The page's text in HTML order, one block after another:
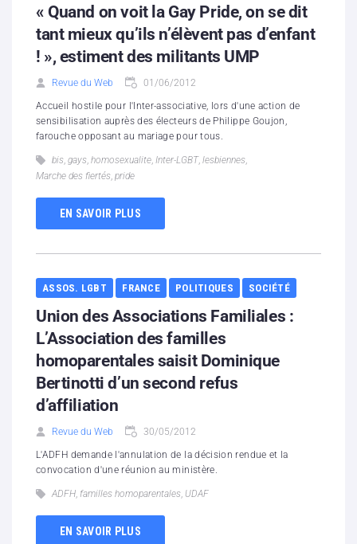
« Quand on voit la Gay Pride, on se dit
tant mieux qu’ils n’élèvent pas d’enfant
! », estiment des militants UMP
Revue du Web 01/06/2012
Accueil hostile pour l'Inter-associative, lors d'une action de
sensibilisation auprès des électeurs de Philippe Goujon,
farouche opposant au mariage pour tous.
bis, gays, homosexualite, Inter-LGBT, lesbiennes,
Marche des fiertés, pride
EN SAVOIR PLUS
ASSOS. LGBT FRANCE POLITIQUES SOCIÉTÉ
Union des Associations Familiales :
L’Association des familles
homoparentales saisit Dominique
Bertinotti d’un second refus
d’affiliation
Revue du Web 30/05/2012
L'ADFH demande l'annulation de la décision rendue et la
convocation d'une réunion au ministère.
ADFH, familles homoparentales, UDAF
EN SAVOIR PLUS